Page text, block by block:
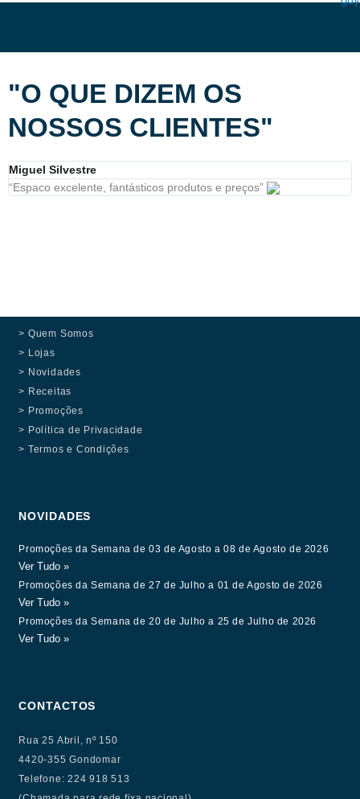
"O QUE DIZEM OS
NOSSOS CLIENTES"
Miguel Silvestre
“Espaco excelente, fantásticos produtos e preços”
> Quem Somos
> Lojas
> Novidades
> Receitas
> Promoções
> Política de Privacidade
> Termos e Condições
NOVIDADES
Promoções da Semana de 03 de Agosto a 08 de Agosto de 2026
Ver Tudo »
Promoções da Semana de 27 de Julho a 01 de Agosto de 2026
Ver Tudo »
Promoções da Semana de 20 de Julho a 25 de Julho de 2026
Ver Tudo »
CONTACTOS
Rua 25 Abril, nº 150
4420-355 Gondomar
Telefone: 224 918 513